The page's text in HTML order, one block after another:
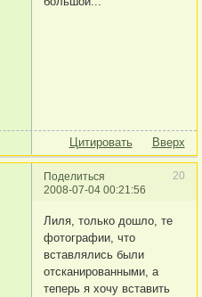
Цитировать Вверх
Поделиться
20
2008-07-04 00:21:56
Лиля, только дошло, те
фотографии, что
вставлялись были
отсканированными, а
теперь я хочу вставить